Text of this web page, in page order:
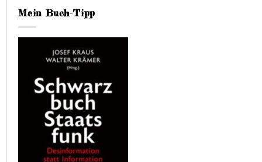
Mein Buch-Tipp